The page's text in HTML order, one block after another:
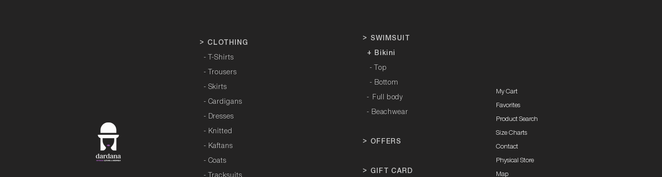
> CLOTHING
- T-Shirts
- Trousers
- Skirts
- Cardigans
- Dresses
- Knitted
- Kaftans
- Coats
- Tracksuits
> SWIMSUIT
+ Bikini
- Top
- Bottom
- Full body
- Beachwear
> OFFERS
> GIFT CARD
My Cart
Favorites
Product Search
Size Charts
Contact
Physical Store
Map